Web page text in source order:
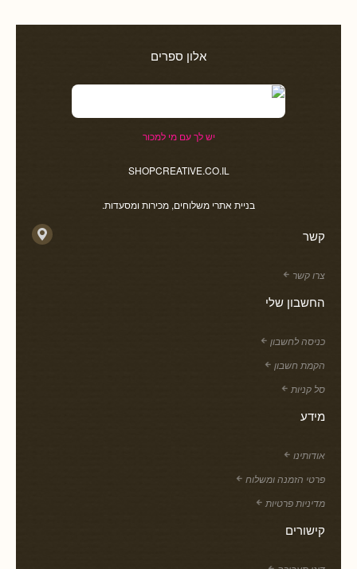
אלון ספרים
יש לך עם מי למכור
SHOPCREATIVE.CO.IL
בניית אתרי משלוחים, מכירות ומסעדות.
קשר
צרו קשר
החשבון שלי
כניסה לחשבון
הקמת חשבון
סל קניות
מידע
אודותינו
פרטי הזמנה ומשלוח
מדיניות פרטיות
קישורים